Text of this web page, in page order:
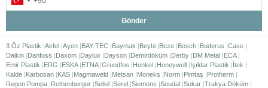
Gönder
3 Öz Plastik Airfel Ayen BAY-TEC Baymak Beybi Beze Bosch Buderus Case
Daikin Danfoss Daxom Daylux Dayson Demirdöküm Derby DM Metal ECA
Emir Plastik
ERG ESKA ETNA Grundfos Henkel Honeywell Işıldar Plastik
İtek
Kalde Karbosan KAS Magmaweld Metsan Moneks Norm Pimtaş
Protherm
Regen Pompa Rothenberger Selsil Serel Siemens Soudal Sukar Trakya Döküm